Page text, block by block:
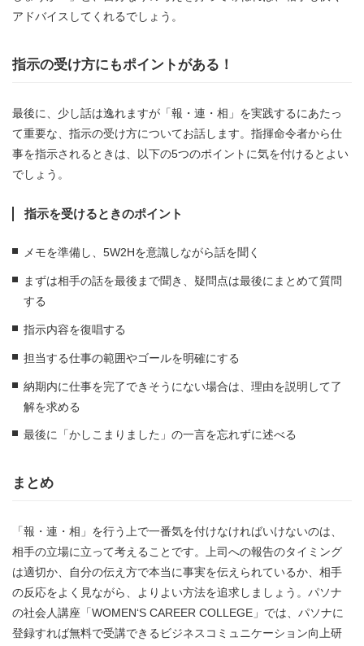
アドバイスしてくれるでしょう。
指示の受け方にもポイントがある！
最後に、少し話は逸れますが「報・連・相」を実践するにあたっ
て重要な、指示の受け方についてお話します。指揮命令者から仕
事を指示されるときは、以下の5つのポイントに気を付けるとよい
でしょう。
指示を受けるときのポイント
メモを準備し、5W2Hを意識しながら話を聞く
まずは相手の話を最後まで聞き、疑問点は最後にまとめて質問
する
指示内容を復唱する
担当する仕事の範囲やゴールを明確にする
納期内に仕事を完了できそうにない場合は、理由を説明して了
解を求める
最後に「かしこまりました」の一言を忘れずに述べる
まとめ
「報・連・相」を行う上で一番気を付けなければいけないのは、
相手の立場に立って考えることです。上司への報告のタイミング
は適切か、自分の伝え方で本当に事実を伝えられているか、相手
の反応をよく見ながら、よりよい方法を追求しましょう。パソナ
の社会人講座「WOMEN‘S CAREER COLLEGE」では、パソナに
登録すれば無料で受講できるビジネスコミュニケーション向上研